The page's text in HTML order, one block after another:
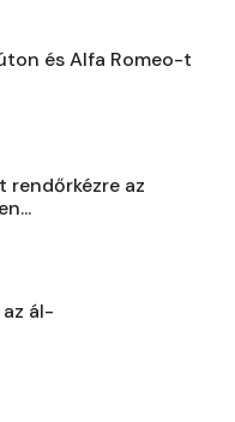
és Alfa Romeo-t
rendőrkézre az
ál-